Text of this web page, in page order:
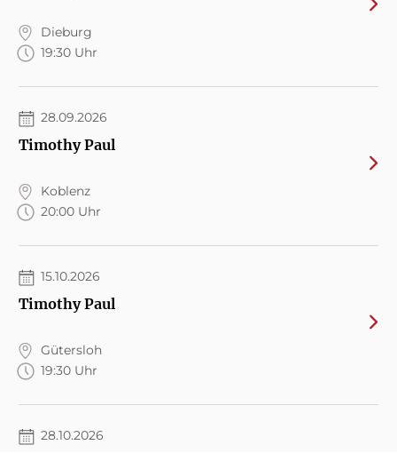
Dieburg
19:30 Uhr
28.09.2026
Timothy Paul
Koblenz
20:00 Uhr
15.10.2026
Timothy Paul
Gütersloh
19:30 Uhr
28.10.2026